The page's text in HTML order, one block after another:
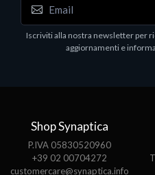
Iscriviti alla nostra newsletter per
aggiornamenti e
Shop Synaptica
P.IVA 05830520960
+39 02 00704272
customercare@synaptica.info